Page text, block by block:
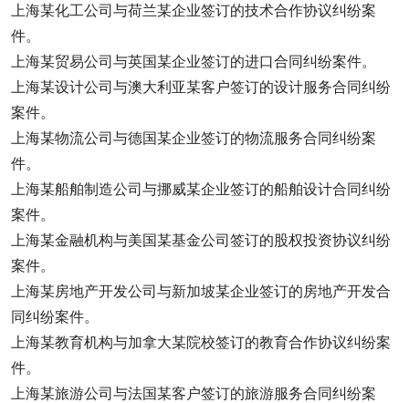
上海某化工公司与荷兰某企业签订的技术合作协议纠纷案
件。
上海某贸易公司与英国某企业签订的进口合同纠纷案件。
上海某设计公司与澳大利亚某客户签订的设计服务合同纠纷
案件。
上海某物流公司与德国某企业签订的物流服务合同纠纷案
件。
上海某船舶制造公司与挪威某企业签订的船舶设计合同纠纷
案件。
上海某金融机构与美国某基金公司签订的股权投资协议纠纷
案件。
上海某房地产开发公司与新加坡某企业签订的房地产开发合
同纠纷案件。
上海某教育机构与加拿大某院校签订的教育合作协议纠纷案
件。
上海某旅游公司与法国某客户签订的旅游服务合同纠纷案